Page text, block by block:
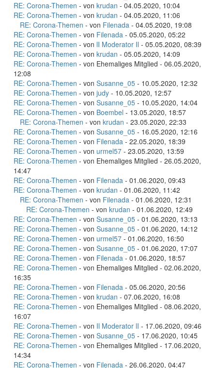
RE: Corona-Themen - von krudan - 04.05.2020, 10:04
RE: Corona-Themen - von krudan - 04.05.2020, 11:06
RE: Corona-Themen - von Filenada - 04.05.2020, 19:08
RE: Corona-Themen - von Filenada - 05.05.2020, 05:22
RE: Corona-Themen - von lI Moderator Il - 05.05.2020, 08:39
RE: Corona-Themen - von krudan - 05.05.2020, 14:09
RE: Corona-Themen - von Ehemaliges Mitglied - 06.05.2020,
12:08
RE: Corona-Themen - von Susanne_05 - 10.05.2020, 12:32
RE: Corona-Themen - von judy - 10.05.2020, 12:57
RE: Corona-Themen - von Susanne_05 - 10.05.2020, 14:04
RE: Corona-Themen - von Boembel - 13.05.2020, 18:57
RE: Corona-Themen - von krudan - 23.05.2020, 22:33
RE: Corona-Themen - von Susanne_05 - 16.05.2020, 12:16
RE: Corona-Themen - von Filenada - 22.05.2020, 18:39
RE: Corona-Themen - von urmel57 - 23.05.2020, 13:59
RE: Corona-Themen - von Ehemaliges Mitglied - 26.05.2020,
14:47
RE: Corona-Themen - von Filenada - 01.06.2020, 09:43
RE: Corona-Themen - von krudan - 01.06.2020, 11:42
RE: Corona-Themen - von Filenada - 01.06.2020, 12:31
RE: Corona-Themen - von krudan - 01.06.2020, 12:49
RE: Corona-Themen - von Susanne_05 - 01.06.2020, 13:13
RE: Corona-Themen - von Susanne_05 - 01.06.2020, 14:12
RE: Corona-Themen - von urmel57 - 01.06.2020, 16:50
RE: Corona-Themen - von Susanne_05 - 01.06.2020, 17:07
RE: Corona-Themen - von Filenada - 01.06.2020, 18:57
RE: Corona-Themen - von Ehemaliges Mitglied - 02.06.2020,
16:35
RE: Corona-Themen - von Filenada - 05.06.2020, 20:56
RE: Corona-Themen - von krudan - 07.06.2020, 16:08
RE: Corona-Themen - von Ehemaliges Mitglied - 08.06.2020,
16:07
RE: Corona-Themen - von Il Moderator lI - 17.06.2020, 09:46
RE: Corona-Themen - von Susanne_05 - 17.06.2020, 10:45
RE: Corona-Themen - von Ehemaliges Mitglied - 17.06.2020,
14:34
RE: Corona-Themen - von Filenada - 26.06.2020, 04:47